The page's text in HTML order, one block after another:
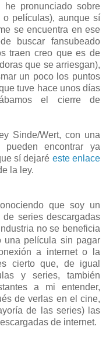
pronunciado sobre
películas), aunque sí
se encuentra en ese
buscar fansubeado
traen creo que es de
que se arriesgan),
un poco los puntos
tuve hace unos días
el cierre de
Sinde/Wert, con una
encontrar ya
sí dejaré este enlace
la ley.
que soy un
series descargadas
no se beneficia
una película sin pagar
a internet o la
cierto que, de igual
y series, también
a mi entender,
de verlas en el cine,
de las series) las
de internet.